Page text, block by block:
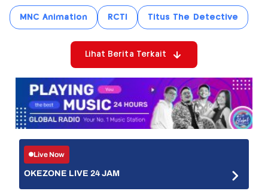
MNC Animation RCTI Titus The Detective
Lihat Berita Terkait
Live Now
OKEZONE LIVE 24 JAM